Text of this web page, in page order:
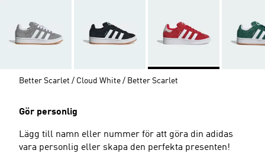
Better Scarlet / Cloud White / Better Scarlet
Gör personlig
Lägg till namn eller nummer för att göra din adidas
vara personlig eller skapa den perfekta presenten!